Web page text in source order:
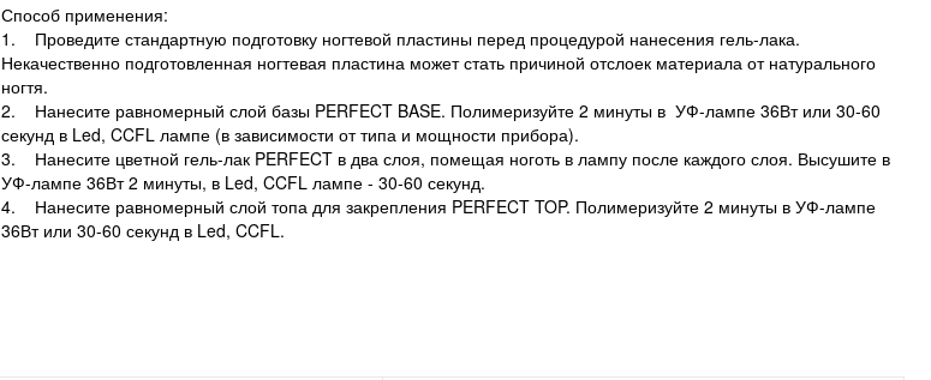
Способ применения:
1. Проведите стандартную подготовку ногтевой пластины перед процедурой нанесения гель-лака.
Некачественно подготовленная ногтевая пластина может стать причиной отслоек материала от натурального
ногтя.
2. Нанесите равномерный слой базы PERFECT BASE. Полимеризуйте 2 минуты в УФ-лампе 36Вт или 30-60
секунд в Led, CCFL лампе (в зависимости от типа и мощности прибора).
3. Нанесите цветной гель-лак PERFECT в два слоя, помещая ноготь в лампу после каждого слоя. Высушите в
УФ-лампе 36Вт 2 минуты, в Led, CCFL лампе - 30-60 секунд.
4. Нанесите равномерный слой топа для закрепления PERFECT TOP. Полимеризуйте 2 минуты в УФ-лампе
36Вт или 30-60 секунд в Led, CCFL.